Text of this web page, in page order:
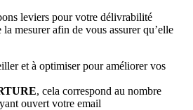
leviers pour votre délivrabilité
mesurer afin de vous assurer qu’elle
et à optimiser pour améliorer vos
, cela correspond au nombre
ouvert votre email